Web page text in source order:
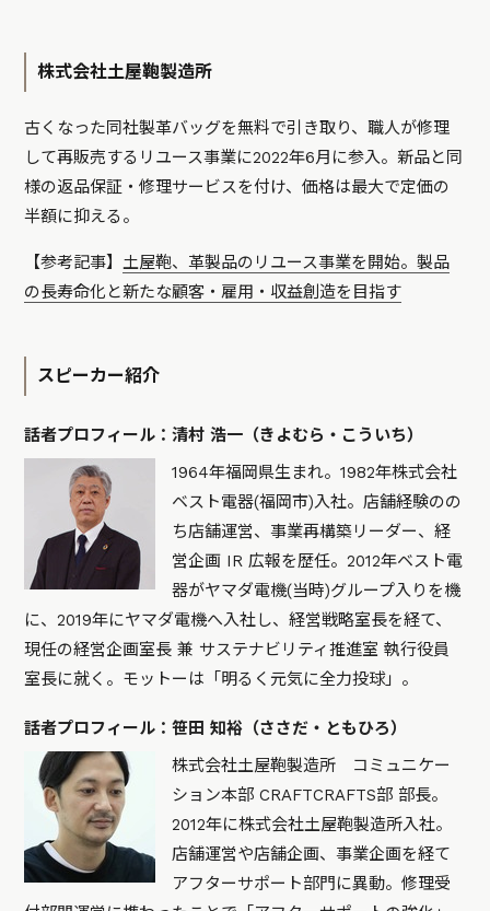
株式会社土屋鞄製造所
古くなった同社製革バッグを無料で引き取り、職人が修理
して再販売するリユース事業に2022年6月に参入。新品と同
様の返品保証・修理サービスを付け、価格は最大で定価の
半額に抑える。
【参考記事】土屋鞄、革製品のリユース事業を開始。製品
の長寿命化と新たな顧客・雇用・収益創造を目指す
スピーカー紹介
話者プロフィール：清村 浩一（きよむら・こういち）
1964年福岡県生まれ。1982年株式会社
ベスト電器(福岡市)入社。店舗経験のの
ち店舗運営、事業再構築リーダー、経
営企画 IR 広報を歴任。2012年ベスト電
器がヤマダ電機(当時)グループ入りを機
に、2019年にヤマダ電機へ入社し、経営戦略室長を経て、
現任の経営企画室長 兼 サステナビリティ推進室 執行役員
室長に就く。モットーは「明るく元気に全力投球」。
話者プロフィール：笹田 知裕（ささだ・ともひろ）
株式会社土屋鞄製造所 コミュニケー
ション本部 CRAFTCRAFTS部 部長。
2012年に株式会社土屋鞄製造所入社。
店舗運営や店舗企画、事業企画を経て
アフターサポート部門に異動。修理受